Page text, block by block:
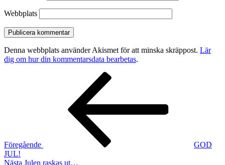
Webbplats
Denna webbplats använder Akismet för att minska skräppost. Lär
dig om hur din kommentarsdata bearbetas.
Inläggsnavigering
Föregående
GOD
JUL!
Nästa
Nästa Julen raskas ut…